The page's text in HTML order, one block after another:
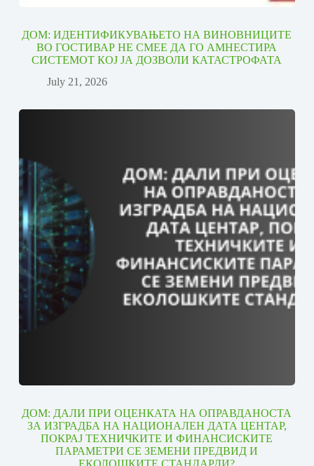
ДОМ: ИДЕНТИФИКУВАЊЕТО НА ВИНОВНИЦИТЕ
ВО ГОСТИВАР НЕ СМЕЕ ДА ГО АМНЕСТИРА
СИСТЕМОТ КОЈ ЈА ДОЗВОЛИ КАТАСТРОФАТА
July 21, 2026
ДОМ: ДАЛИ ПРИ ОЦЕНКАТА НА ОПРАВДАНОСТА
ЗА ИЗГРАДБА НА НАЦИОНАЛЕН ДАТА ЦЕНТАР,
ПОКРАЈ ТЕХНИЧКИТЕ И ФИНАНСИСКИТЕ
ПАРАМЕТРИ СЕ ЗЕМЕНИ ПРЕДВИД И
ЕКОЛОШКИТЕ СТАНДАРДИ?